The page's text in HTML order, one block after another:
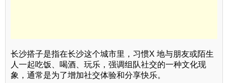
长沙搭子是指在长沙这个城市里，习惯X 地与朋友或陌生
人一起吃饭、喝酒、玩乐，强调组队社交的一种文化现
象，通常是为了增加社交体验和分享快乐。